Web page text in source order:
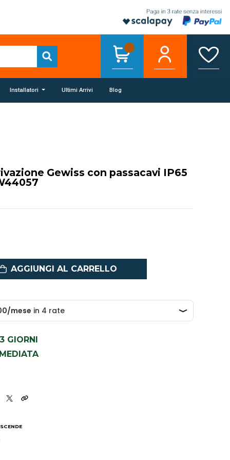
Installatori Ultimi Arrivi Blog
Gewiss con passacavi IP65
AGGIUNGI AL CARRELLO
GIORNI